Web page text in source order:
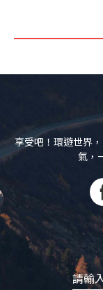
享受吧！環遊世界
氣，